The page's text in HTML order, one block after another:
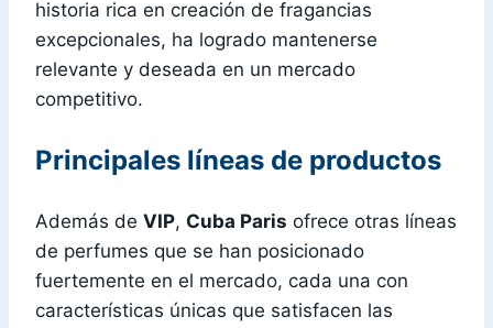
historia rica en creación de fragancias
excepcionales, ha logrado mantenerse
relevante y deseada en un mercado
competitivo.
Principales líneas de productos
Además de VIP, Cuba Paris ofrece otras líneas
de perfumes que se han posicionado
fuertemente en el mercado, cada una con
características únicas que satisfacen las